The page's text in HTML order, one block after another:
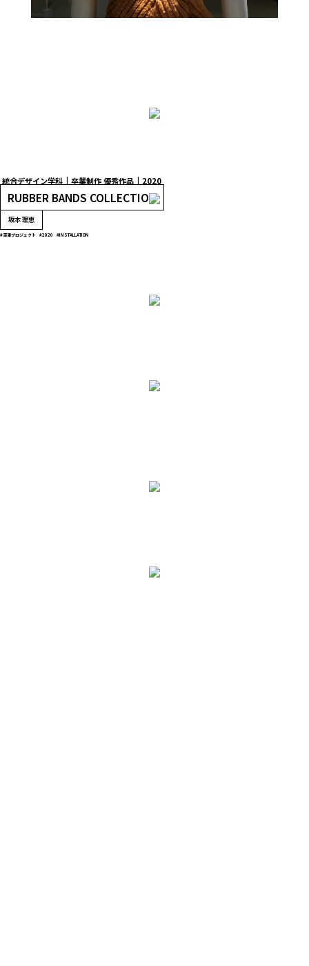
統合デザイン学科 卒業制作 優秀作品 2020
RUBBER BANDS COLLECTION
坂本理恵
#深澤プロジェクト #2020 #INSTALLATION